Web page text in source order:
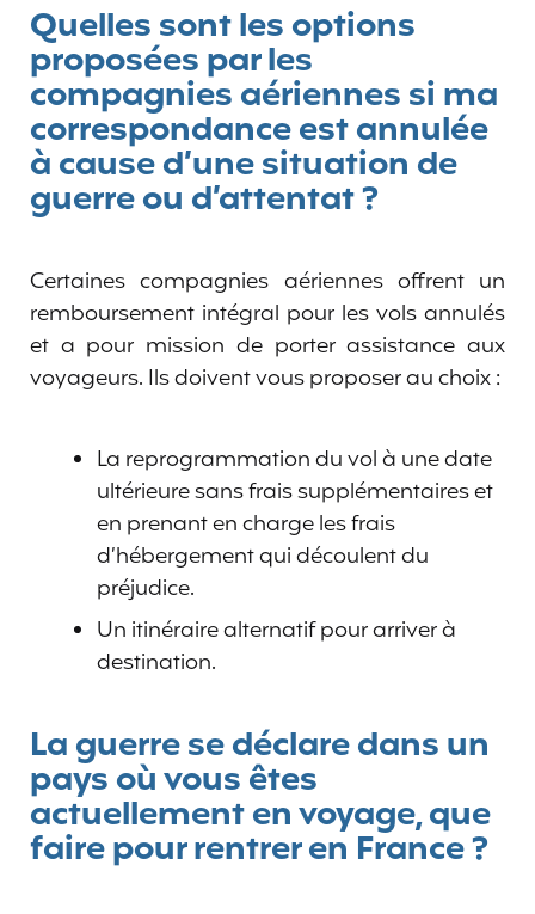
Quelles sont les options
proposées par les
compagnies aériennes si ma
correspondance est annulée
à cause d’une situation de
guerre ou d’attentat ?
Certaines compagnies aériennes offrent un
remboursement intégral pour les vols annulés
et a pour mission de porter assistance aux
voyageurs. Ils doivent vous proposer au choix :
La reprogrammation du vol à une date
ultérieure sans frais supplémentaires et
en prenant en charge les frais
d’hébergement qui découlent du
préjudice.
Un itinéraire alternatif pour arriver à
destination.
La guerre se déclare dans un
pays où vous êtes
actuellement en voyage, que
faire pour rentrer en France ?